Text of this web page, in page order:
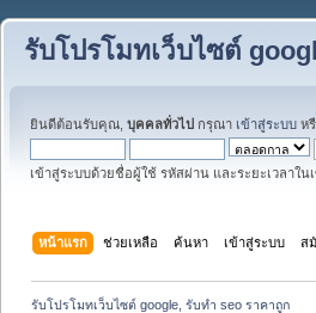
รับโปรโมทเว็บไซต์
ยินดีต้อนรับคุณ, บุคคลทั่วไป กรุณา เข้าสู่ระบบ ห
เข้าสู่ระบบด้วยชื่อผู้ใช้ รหัสผ่าน และระยะเวลาใน
หน้าแรก ช่วยเหลือ ค้นหา เข้าสู่ระบบ ส
รับโปรโมทเว็บไซต์ google, รับทำ seo ราคาถูก